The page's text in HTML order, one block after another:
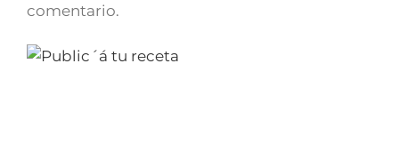
comentario.